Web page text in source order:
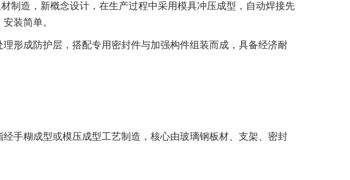
制造，新概念设计，在生产过程中采用模具冲压成型，自动焊接先
装简单。
形成防护层，搭配专用密封件与加强构件组装而成，具备经济耐
手糊成型或模压成型工艺制造，核心由玻璃钢板材、支架、密封